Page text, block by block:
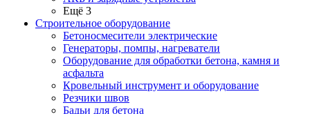
Ещё 3
Строительное оборудование
Бетоносмесители электрические
Генераторы, помпы, нагреватели
Оборудование для обработки бетона, камня и
асфальта
Кровельный инструмент и оборудование
Резчики швов
Бадьи для бетона